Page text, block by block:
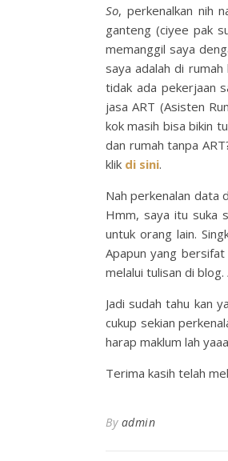
So, perkenalkan nih
ganteng (ciyee pak
memanggil saya
saya adalah di
tidak ada pekerjaan
jasa ART (Asisten
kok masih bisa bikin
dan rumah tanpa
klik di sini.
Nah perkenalan data
Hmm, saya itu suka
untuk orang lain.
Apapun yang
melalui tulisan di blog.
Jadi sudah tahu kan
cukup sekian
harap maklum lah
Terima kasih telah
By admin